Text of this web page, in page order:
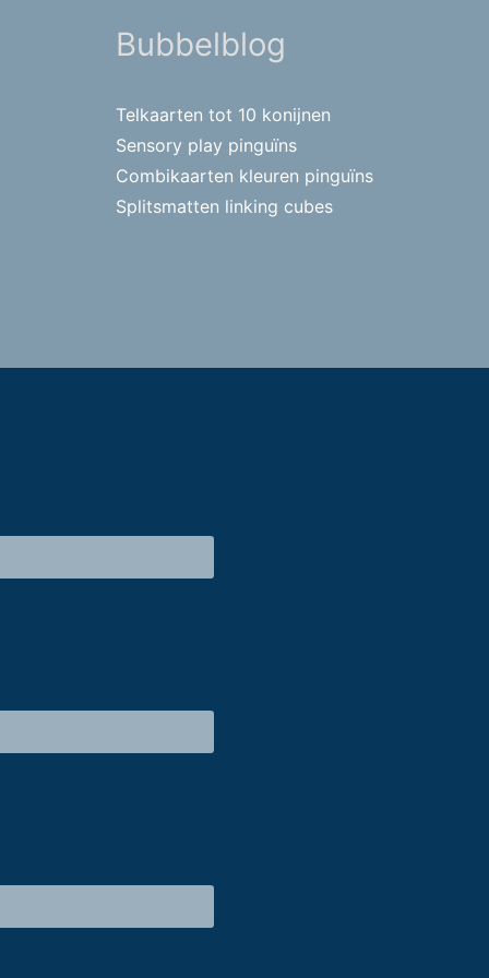
Bubbelblog
Telkaarten tot 10 konijnen
Sensory play pinguïns
Combikaarten kleuren pinguïns
Splitsmatten linking cubes